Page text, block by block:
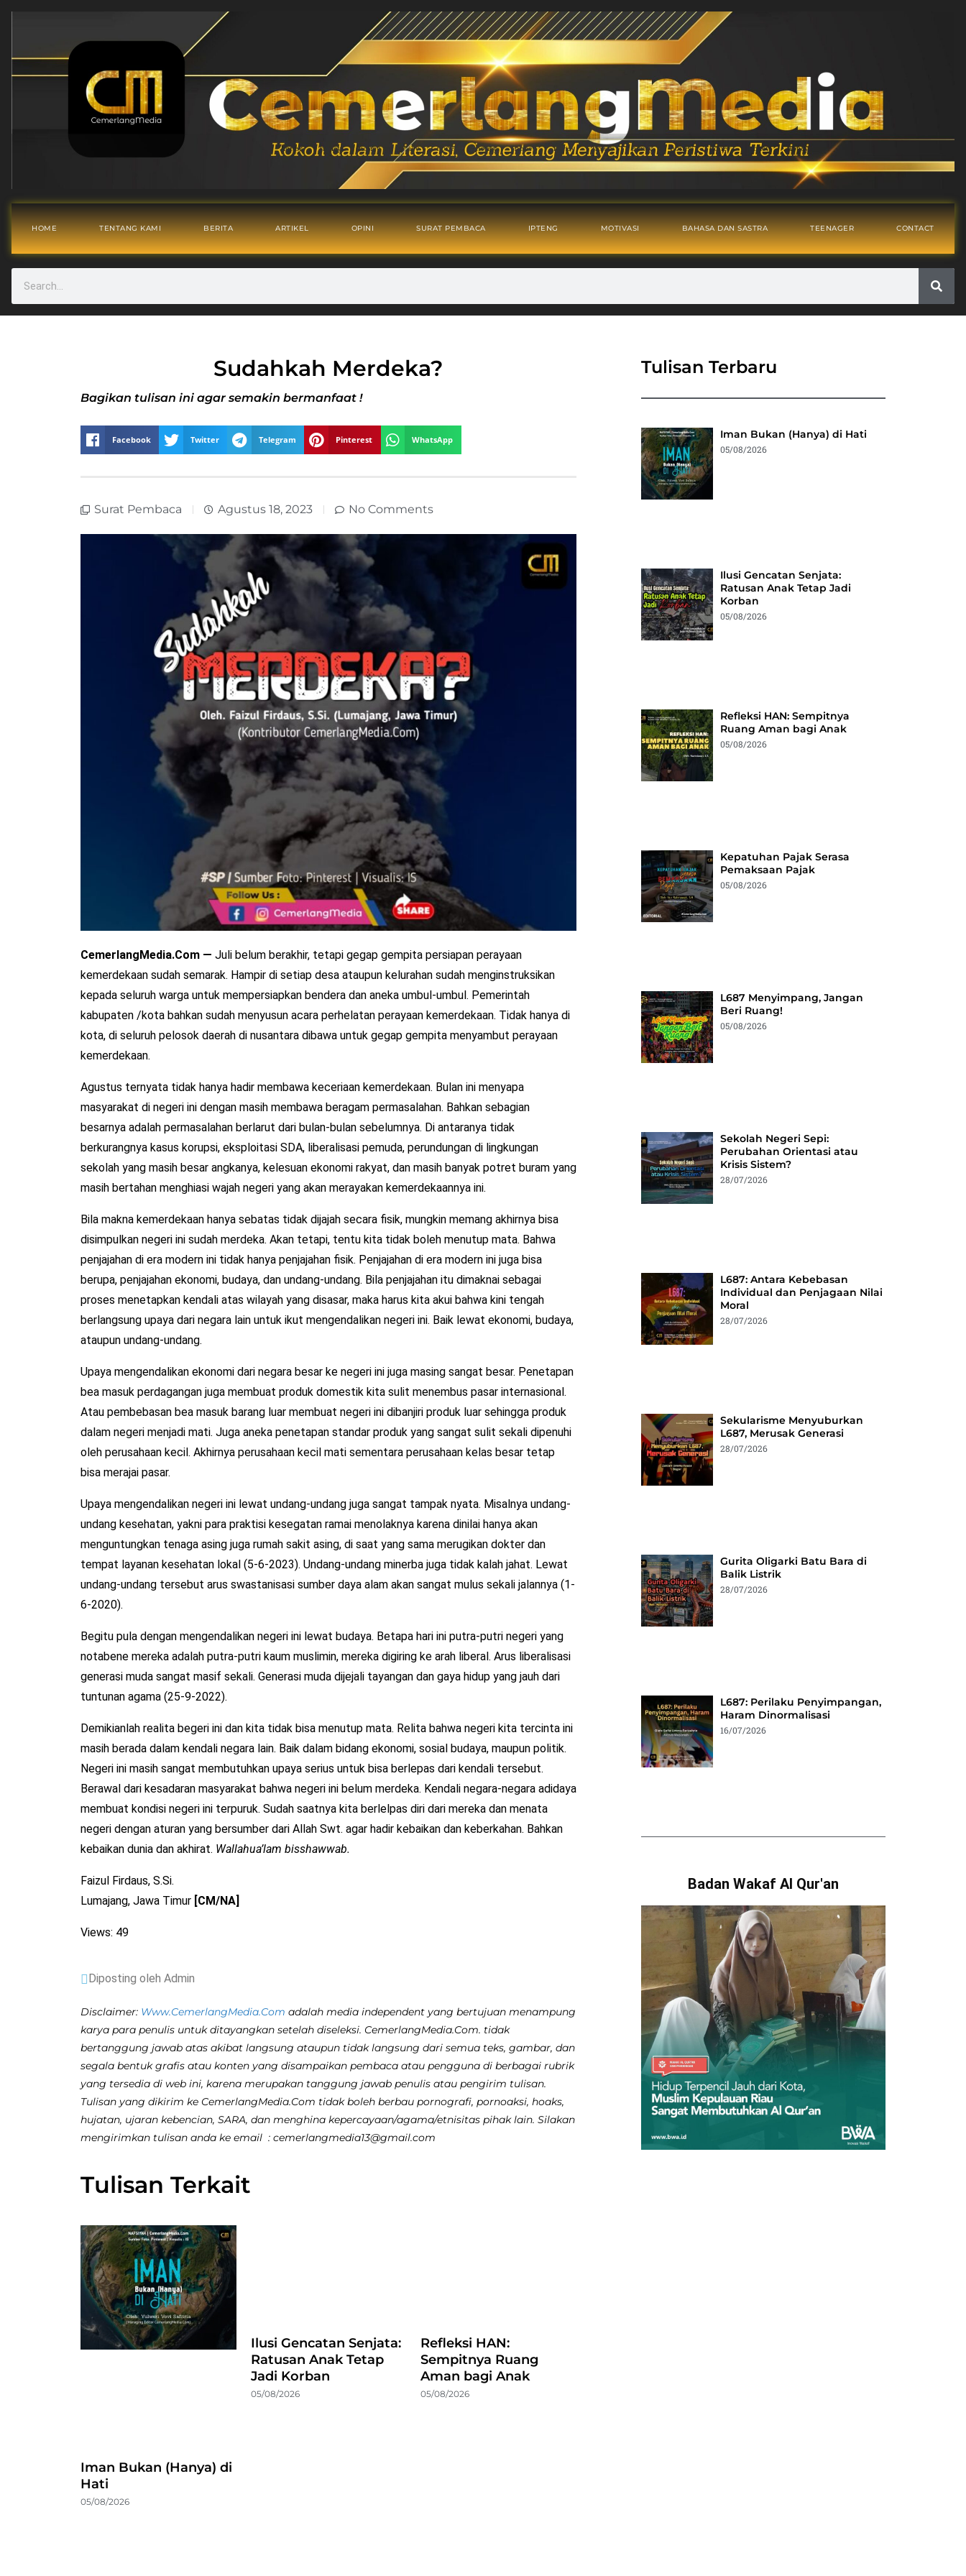
HOME TENTANG KAMI BERITA ARTIKEL OPINI SURAT PEMBACA IPTENG MOTIVASI BAHASA DAN SASTRA TEENAGER CONTACT
Sudahkah Merdeka?
Bagikan tulisan ini agar semakin bermanfaat !
Facebook Twitter Telegram Pinterest WhatsApp
Surat Pembaca Agustus 18, 2023 No Comments
CemerlangMedia.Com — Juli belum berakhir, tetapi gegap gempita persiapan perayaan
kemerdekaan sudah semarak. Hampir di setiap desa ataupun kelurahan sudah menginstruksikan
kepada seluruh warga untuk mempersiapkan bendera dan aneka umbul-umbul. Pemerintah
kabupaten /kota bahkan sudah menyusun acara perhelatan perayaan kemerdekaan. Tidak hanya di
kota, di seluruh pelosok daerah di nusantara dibawa untuk gegap gempita menyambut perayaan
kemerdekaan.
Agustus ternyata tidak hanya hadir membawa keceriaan kemerdekaan. Bulan ini menyapa
masyarakat di negeri ini dengan masih membawa beragam permasalahan. Bahkan sebagian
besarnya adalah permasalahan berlarut dari bulan-bulan sebelumnya. Di antaranya tidak
berkurangnya kasus korupsi, eksploitasi SDA, liberalisasi pemuda, perundungan di lingkungan
sekolah yang masih besar angkanya, kelesuan ekonomi rakyat, dan masih banyak potret buram yang
masih bertahan menghiasi wajah negeri yang akan merayakan kemerdekaannya ini.
Bila makna kemerdekaan hanya sebatas tidak dijajah secara fisik, mungkin memang akhirnya bisa
disimpulkan negeri ini sudah merdeka. Akan tetapi, tentu kita tidak boleh menutup mata. Bahwa
penjajahan di era modern ini tidak hanya penjajahan fisik. Penjajahan di era modern ini juga bisa
berupa, penjajahan ekonomi, budaya, dan undang-undang. Bila penjajahan itu dimaknai sebagai
proses menetapkan kendali atas wilayah yang disasar, maka harus kita akui bahwa kini tengah
berlangsung upaya dari negara lain untuk ikut mengendalikan negeri ini. Baik lewat ekonomi, budaya,
ataupun undang-undang.
Upaya mengendalikan ekonomi dari negara besar ke negeri ini juga masing sangat besar. Penetapan
bea masuk perdagangan juga membuat produk domestik kita sulit menembus pasar internasional.
Atau pembebasan bea masuk barang luar membuat negeri ini dibanjiri produk luar sehingga produk
dalam negeri menjadi mati. Juga aneka penetapan standar produk yang sangat sulit sekali dipenuhi
oleh perusahaan kecil. Akhirnya perusahaan kecil mati sementara perusahaan kelas besar tetap
bisa merajai pasar.
Upaya mengendalikan negeri ini lewat undang-undang juga sangat tampak nyata. Misalnya undang-
undang kesehatan, yakni para praktisi kesegatan ramai menolaknya karena dinilai hanya akan
menguntungkan tenaga asing juga rumah sakit asing, di saat yang sama merugikan dokter dan
tempat layanan kesehatan lokal (5-6-2023). Undang-undang minerba juga tidak kalah jahat. Lewat
undang-undang tersebut arus swastanisasi sumber daya alam akan sangat mulus sekali jalannya (1-
6-2020).
Begitu pula dengan mengendalikan negeri ini lewat budaya. Betapa hari ini putra-putri negeri yang
notabene mereka adalah putra-putri kaum muslimin, mereka digiring ke arah liberal. Arus liberalisasi
generasi muda sangat masif sekali. Generasi muda dijejali tayangan dan gaya hidup yang jauh dari
tuntunan agama (25-9-2022).
Demikianlah realita begeri ini dan kita tidak bisa menutup mata. Relita bahwa negeri kita tercinta ini
masih berada dalam kendali negara lain. Baik dalam bidang ekonomi, sosial budaya, maupun politik.
Negeri ini masih sangat membutuhkan upaya serius untuk bisa berlepas dari kendali tersebut.
Berawal dari kesadaran masyarakat bahwa negeri ini belum merdeka. Kendali negara-negara adidaya
membuat kondisi negeri ini terpuruk. Sudah saatnya kita berlelpas diri dari mereka dan menata
negeri dengan aturan yang bersumber dari Allah Swt. agar hadir kebaikan dan keberkahan. Bahkan
kebaikan dunia dan akhirat. Wallahua’lam bisshawwab.
Faizul Firdaus, S.Si.
Lumajang, Jawa Timur [CM/NA]
Views: 49
Diposting oleh Admin
Disclaimer: Www.CemerlangMedia.Com adalah media independent yang bertujuan menampung
karya para penulis untuk ditayangkan setelah diseleksi. CemerlangMedia.Com. tidak
bertanggung jawab atas akibat langsung ataupun tidak langsung dari semua teks, gambar, dan
segala bentuk grafis atau konten yang disampaikan pembaca atau pengguna di berbagai rubrik
yang tersedia di web ini, karena merupakan tanggung jawab penulis atau pengirim tulisan.
Tulisan yang dikirim ke CemerlangMedia.Com tidak boleh berbau pornografi, pornoaksi, hoaks,
hujatan, ujaran kebencian, SARA, dan menghina kepercayaan/agama/etnisitas pihak lain. Silakan
mengirimkan tulisan anda ke email : cemerlangmedia13@gmail.com
Tulisan Terkait
Iman Bukan (Hanya) di
Hati
05/08/2026
Ilusi Gencatan Senjata:
Ratusan Anak Tetap
Jadi Korban
05/08/2026
Refleksi HAN:
Sempitnya Ruang
Aman bagi Anak
05/08/2026
Tulisan Terbaru
Iman Bukan (Hanya) di Hati
05/08/2026
Ilusi Gencatan Senjata:
Ratusan Anak Tetap Jadi
Korban
05/08/2026
Refleksi HAN: Sempitnya
Ruang Aman bagi Anak
05/08/2026
Kepatuhan Pajak Serasa
Pemaksaan Pajak
05/08/2026
L687 Menyimpang, Jangan
Beri Ruang!
05/08/2026
Sekolah Negeri Sepi:
Perubahan Orientasi atau
Krisis Sistem?
28/07/2026
L687: Antara Kebebasan
Individual dan Penjagaan Nilai
Moral
28/07/2026
Sekularisme Menyuburkan
L687, Merusak Generasi
28/07/2026
Gurita Oligarki Batu Bara di
Balik Listrik
28/07/2026
L687: Perilaku Penyimpangan,
Haram Dinormalisasi
16/07/2026
Badan Wakaf Al Qur'an